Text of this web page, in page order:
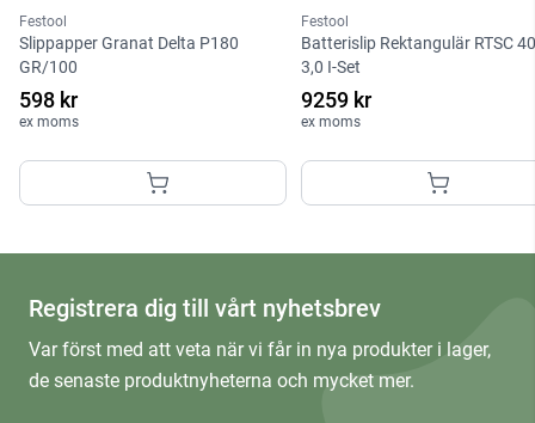
Festool
Slippapper Granat Delta P180
GR/100
598 kr
ex moms
Festool
Batterislip Rektangulär RTSC
3,0 I-Set
9259 kr
ex moms
Registrera dig till vårt nyhetsbrev
Var först med att veta när vi får in nya produkter i lager,
de senaste produktnyheterna och mycket mer.